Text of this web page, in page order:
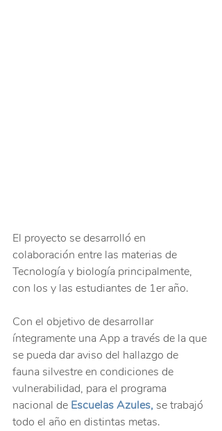
El proyecto se desarrolló en
colaboración entre las materias de
Tecnología y biología principalmente,
con los y las estudiantes de 1er año.
Con el objetivo de desarrollar
íntegramente una App a través de la que
se pueda dar aviso del hallazgo de
fauna silvestre en condiciones de
vulnerabilidad, para el programa
nacional de Escuelas Azules, se trabajó
todo el año en distintas metas.